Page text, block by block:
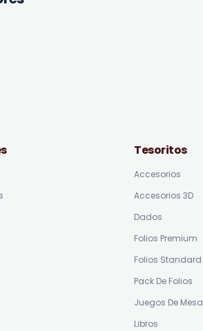
Tesoritos
Accesorios
Accesorios 3D
Dados
Folios Premium
Folios Standard
Pack De Folios
Juegos De Mesa
Libros